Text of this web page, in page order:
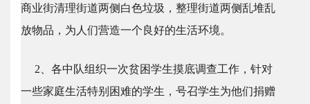
商业街清理街道两侧白色垃圾，整理街道两侧乱堆乱
放物品，为人们营造一个良好的生活环境。
2、各中队组织一次贫困学生摸底调查工作，针对
一些家庭生活特别困难的学生，号召学生为他们捐赠